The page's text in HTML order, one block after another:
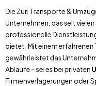
Die Züri Transporte &
Unternehmen, das seit
professionelle
bietet. Mit einem erfahrenen
gewährleistet das
Abläufe – sei es bei privaten
Firmenverlagerungen oder